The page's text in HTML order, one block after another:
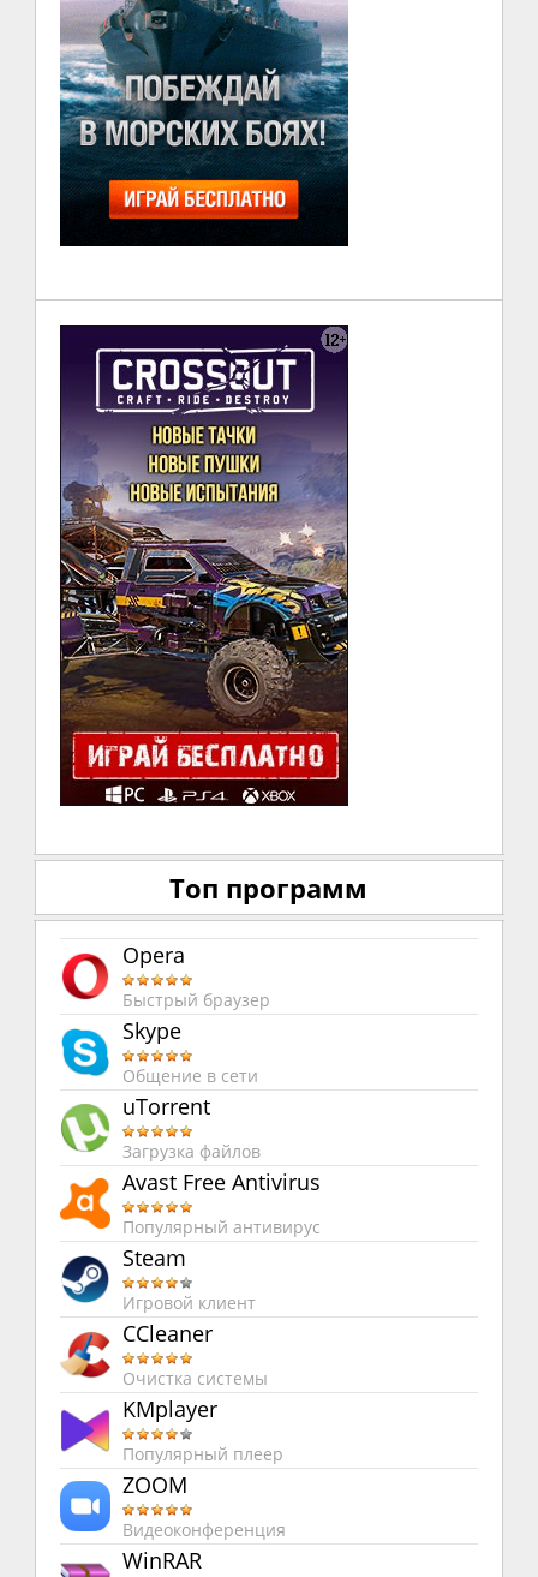
Топ программ
Opera
Быстрый браузер
Skype
Общение в сети
uTorrent
Загрузка файлов
Avast Free Antivirus
Популярный антивирус
Steam
Игровой клиент
CCleaner
Очистка системы
KMplayer
Популярный плеер
ZOOM
Видеоконференция
WinRAR